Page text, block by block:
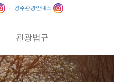
· 경주관광안내소
관광법규
Next